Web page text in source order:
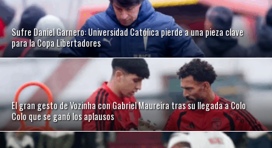
Sufre Daniel Garnero: Universidad Católica pierde a una pieza clave
para la Copa Libertadores
El gran gesto de Vozinha con Gabriel Maureira tras su llegada a Colo
Colo que se ganó los aplausos